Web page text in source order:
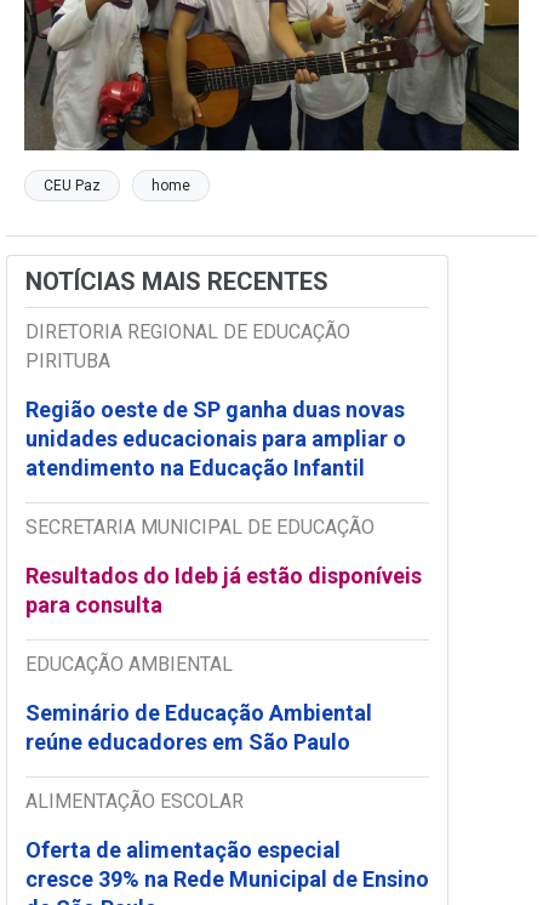
CEU Paz home
NOTÍCIAS MAIS RECENTES
DIRETORIA REGIONAL DE EDUCAÇÃO
PIRITUBA
Região oeste de SP ganha duas novas
unidades educacionais para ampliar o
atendimento na Educação Infantil
SECRETARIA MUNICIPAL DE EDUCAÇÃO
Resultados do Ideb já estão disponíveis
para consulta
EDUCAÇÃO AMBIENTAL
Seminário de Educação Ambiental
reúne educadores em São Paulo
ALIMENTAÇÃO ESCOLAR
Oferta de alimentação especial
cresce 39% na Rede Municipal de Ensino